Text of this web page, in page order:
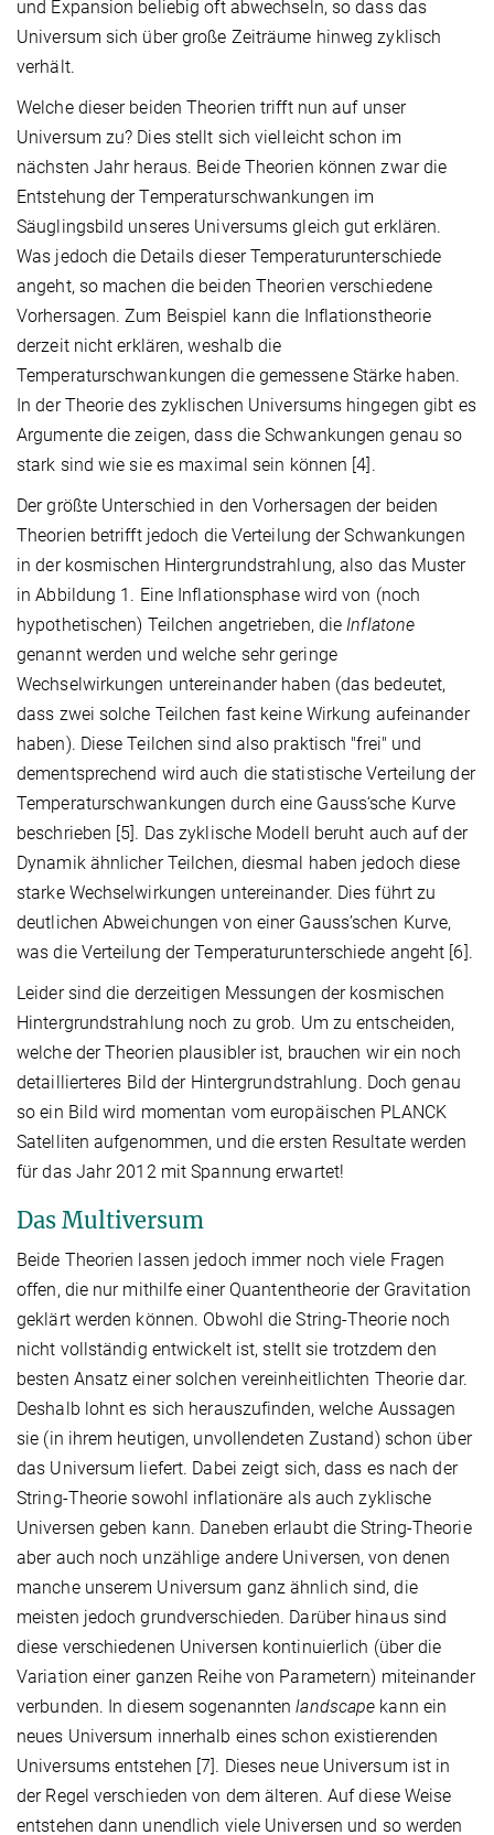
und Expansion beliebig oft abwechseln, so dass das
Universum sich über große Zeiträume hinweg zyklisch
verhält.
Welche dieser beiden Theorien trifft nun auf unser
Universum zu? Dies stellt sich vielleicht schon im
nächsten Jahr heraus. Beide Theorien können zwar die
Entstehung der Temperaturschwankungen im
Säuglingsbild unseres Universums gleich gut erklären.
Was jedoch die Details dieser Temperaturunterschiede
angeht, so machen die beiden Theorien verschiedene
Vorhersagen. Zum Beispiel kann die Inflationstheorie
derzeit nicht erklären, weshalb die
Temperaturschwankungen die gemessene Stärke haben.
In der Theorie des zyklischen Universums hingegen gibt es
Argumente die zeigen, dass die Schwankungen genau so
stark sind wie sie es maximal sein können [4].
Der größte Unterschied in den Vorhersagen der beiden
Theorien betrifft jedoch die Verteilung der Schwankungen
in der kosmischen Hintergrundstrahlung, also das Muster
in Abbildung 1. Eine Inflationsphase wird von (noch
hypothetischen) Teilchen angetrieben, die Inflatone
genannt werden und welche sehr geringe
Wechselwirkungen untereinander haben (das bedeutet,
dass zwei solche Teilchen fast keine Wirkung aufeinander
haben). Diese Teilchen sind also praktisch "frei" und
dementsprechend wird auch die statistische Verteilung der
Temperaturschwankungen durch eine Gauss‘sche Kurve
beschrieben [5]. Das zyklische Modell beruht auch auf der
Dynamik ähnlicher Teilchen, diesmal haben jedoch diese
starke Wechselwirkungen untereinander. Dies führt zu
deutlichen Abweichungen von einer Gauss’schen Kurve,
was die Verteilung der Temperaturunterschiede angeht [6].
Leider sind die derzeitigen Messungen der kosmischen
Hintergrundstrahlung noch zu grob. Um zu entscheiden,
welche der Theorien plausibler ist, brauchen wir ein noch
detaillierteres Bild der Hintergrundstrahlung. Doch genau
so ein Bild wird momentan vom europäischen PLANCK
Satelliten aufgenommen, und die ersten Resultate werden
für das Jahr 2012 mit Spannung erwartet!
Das Multiversum
Beide Theorien lassen jedoch immer noch viele Fragen
offen, die nur mithilfe einer Quantentheorie der Gravitation
geklärt werden können. Obwohl die String-Theorie noch
nicht vollständig entwickelt ist, stellt sie trotzdem den
besten Ansatz einer solchen vereinheitlichten Theorie dar.
Deshalb lohnt es sich herauszufinden, welche Aussagen
sie (in ihrem heutigen, unvollendeten Zustand) schon über
das Universum liefert. Dabei zeigt sich, dass es nach der
String-Theorie sowohl inflationäre als auch zyklische
Universen geben kann. Daneben erlaubt die String-Theorie
aber auch noch unzählige andere Universen, von denen
manche unserem Universum ganz ähnlich sind, die
meisten jedoch grundverschieden. Darüber hinaus sind
diese verschiedenen Universen kontinuierlich (über die
Variation einer ganzen Reihe von Parametern) miteinander
verbunden. In diesem sogenanntenlandscape kann ein
neues Universum innerhalb eines schon existierenden
Universums entstehen [7]. Dieses neue Universum ist in
der Regel verschieden von dem älteren. Auf diese Weise
entstehen dann unendlich viele Universen und so werden